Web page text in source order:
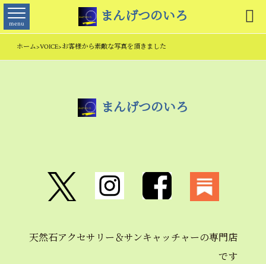
まんげつのいろ
menu 
ホーム>VOICE>お客様から素敵な写真を頂きました
まんげつのいろ
天然石アクセサリー＆サンキャッチャーの専門店
です